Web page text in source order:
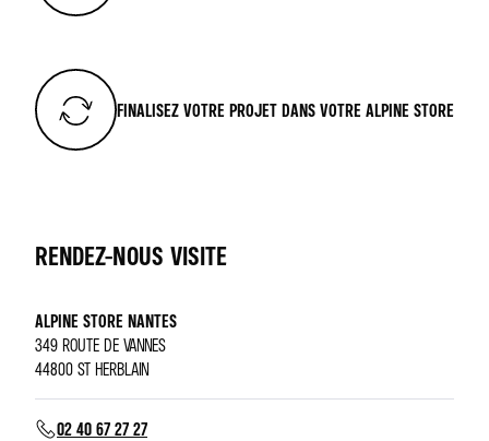
FINALISEZ VOTRE PROJET DANS VOTRE ALPINE STORE
RENDEZ-NOUS VISITE
ALPINE STORE NANTES
349 ROUTE DE VANNES
44800 ST HERBLAIN
02 40 67 27 27